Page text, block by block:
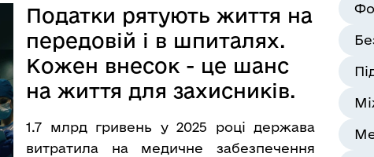
Податки рятують життя на
передовій і в шпиталях.
Кожен внесок - це шанс
на життя для захисників.
1.7 млрд гривень у 2025 році держава
витратила на медичне забезпечення